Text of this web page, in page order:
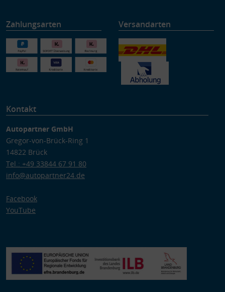
Zahlungsarten Versandarten
Kontakt
Autopartner GmbH
Gregor-von-Brück-Ring 1
14822 Brück
Tel.: +49 33844 67 91 80
info@autopartner24.de
Facebook
YouTube